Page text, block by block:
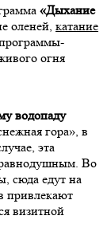
«Дыхание
оленей, катание
огня
водопаду
гора», в
эта
равнодушным. Во
сюда едут на
привлекают
визитной